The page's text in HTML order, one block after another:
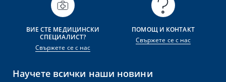
ВИЕ СТЕ МЕДИЦИНСКИ
СПЕЦИАЛИСТ?
Свържете се с нас
ПОМОЩ И КОНТАКТ
Свържете се с нас
Научете всички наши новини